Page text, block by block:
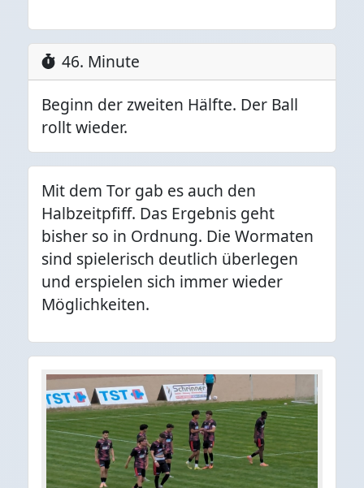
46. Minute
Beginn der zweiten Hälfte. Der Ball
rollt wieder.
Mit dem Tor gab es auch den
Halbzeitpfiff. Das Ergebnis geht
bisher so in Ordnung. Die Wormaten
sind spielerisch deutlich überlegen
und erspielen sich immer wieder
Möglichkeiten.